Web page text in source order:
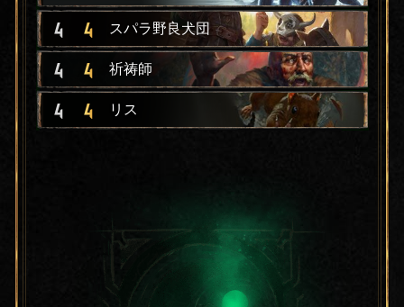
4 4 スパラ野良犬団
4 4 祈祷師
4 4 リス